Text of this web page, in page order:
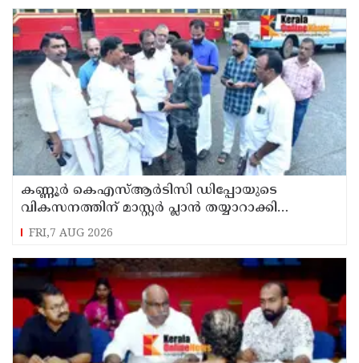
കണ്ണൂർ കെഎസ്ആർടിസി ഡിപ്പോയുടെ
വികസനത്തിന് മാസ്റ്റർ പ്ലാൻ തയ്യാറാക്കി
സമർപ്പിക്കും : ടി ഒ മോഹനൻ എം എൽ എ
FRI,7 AUG 2026